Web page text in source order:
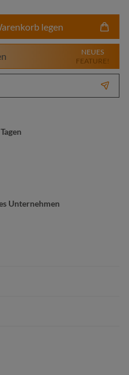
gewünschten
legen
NEUES
FEATURE!
Unternehmen